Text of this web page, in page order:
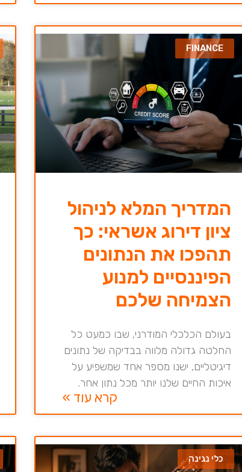
FINANCE
המדריך המלא לניהול
ציון דירוג אשראי: כך
תהפכו את הנתונים
הפיננסיים למנוע
הצמיחה שלכם
בעולם הכלכלי המודרני, שבו כמעט כל
החלטה גדולה מלווה בבדיקה של נתונים
דיגיטליים, ישנו מספר אחד שמשפיע על
איכות החיים שלנו יותר מכל נתון אחר.
קרא עוד »
כלי נגינה